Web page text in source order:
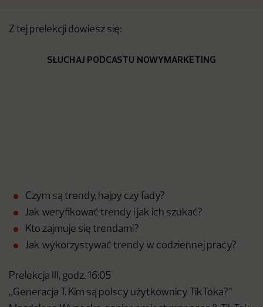
Z tej prelekcji dowiesz się:
SŁUCHAJ PODCASTU NOWYMARKETING
Czym są trendy, hajpy czy fady?
Jak weryfikować trendy i jak ich szukać?
Kto zajmuje się trendami?
Jak wykorzystywać trendy w codziennej pracy?
Prelekcja III, godz. 16:05
„Generacja T. Kim są polscy użytkownicy TikToka?”